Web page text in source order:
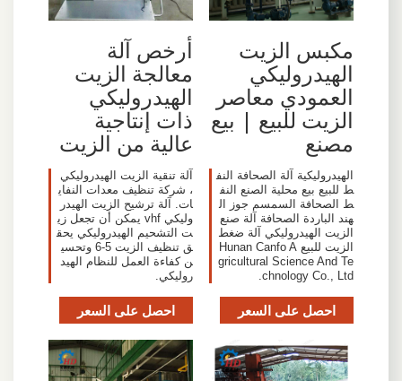
مكبس الزيت
الهيدروليكي
العمودي معاصر
الزيت للبيع | بيع
مصنع
الهيدروليكية آلة الصحافة النف
ط للبيع بيع محلية الصنع النف
ط الصحافة السمسم جوز ال
هند الباردة الصحافة آلة صنع
الزيت الهيدروليكي آلة ضغط
الزيت للبيع Hunan Canfo A
gricultural Science And Te
chnology Co., Ltd.
احصل على السعر
أرخص آلة
معالجة الزيت
الهيدروليكي
ذات إنتاجية
عالية من الزيت
آلة تنقية الزيت الهيدروليكي
، شركة تنظيف معدات النفاي
ات. آلة ترشيح الزيت الهيدر
وليكي vhf يمكن أن تجعل زي
ت التشحيم الهيدروليكي يحق
ق تنظيف الزيت 5-6 وتحسي
ن كفاءة العمل للنظام الهيد
روليكي.
احصل على السعر